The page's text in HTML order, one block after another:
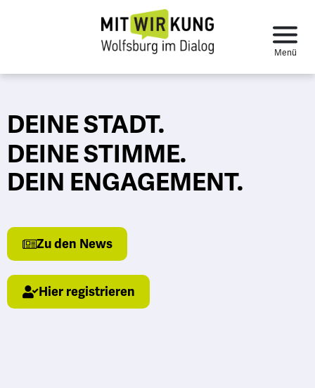
DEINE STADT.
DEINE STIMME.
DEIN ENGAGEMENT.
Zu den News
Hier registrieren